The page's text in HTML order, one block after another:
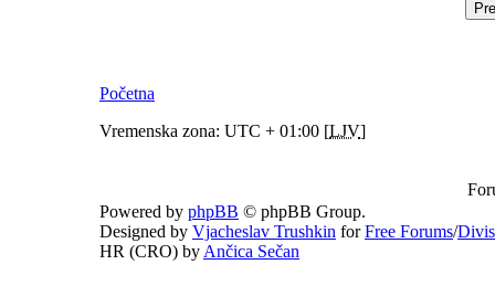
Početna
Vremenska zona: UTC + 01:00 [LJV]
Powered by phpBB © phpBB Group.
Designed by Vjacheslav Trushkin forFree Forums/
HR (CRO) by Ančica Sečan